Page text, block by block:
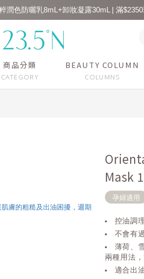
商品分類 BEAUTY COLUMN
Mask
孕婦適用
控油調
不會有
薄荷、
兩種用法
適合出
潤色防曬乳8mL+卸妝凝露30mL | 滿